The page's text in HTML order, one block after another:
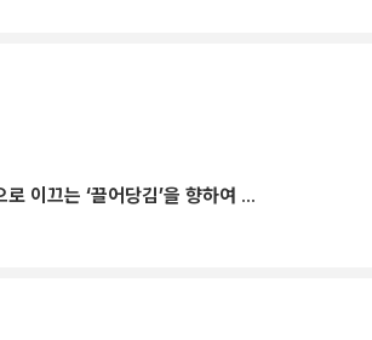
이끄는 ‘끌어당김’을 향하여